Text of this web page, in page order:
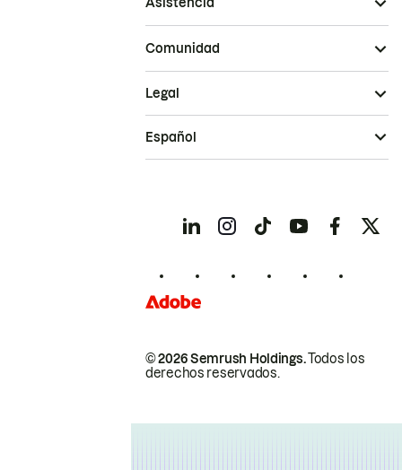
Comunidad
© 2026 Semrush Holdings.Todos los
derechos reservados.
Legal
Español